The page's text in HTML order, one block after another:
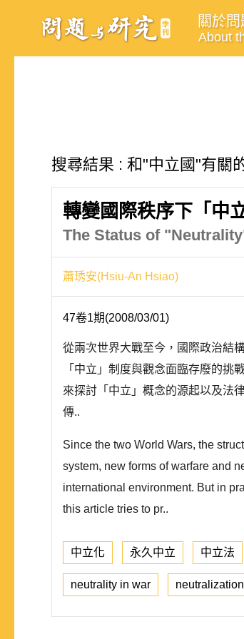
關於
About
搜尋結果 : 和"中立國"有關
轉變國際秩序下「中
The Status of
蕭琇安(Hsiu-An Hsiao)
47卷1期(2008/03/01)
從兩次世界大戰至今，國際政治結
「中立」制度與觀念面臨存廢的
來探討「中立」概念的源起以及法
傳..
Since the two World Wars, the
system, new forms of warfare and
international environment. But in
this article tries to pr..
中立化 永久中立 中立法
neutrality in war neutralization